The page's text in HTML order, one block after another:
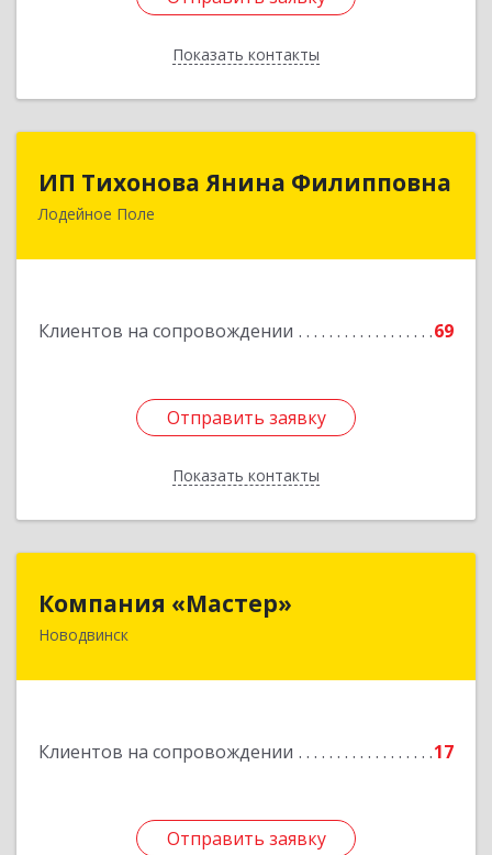
Показать контакты
Назад
ИП Тихонова Янина Филипповна
Лодейное Поле
Клиентов на сопровождении 69
Отправить заявку
Показать контакты
187700, Ленинградская обл, Лодейнопольский
Подробнее
Отправить заявку
Назад
Компания «Мастер»
Новодвинск
Клиентов на сопровождении 17
Отправить заявку
164902, Архангельская обл, Новодвинск г,
Отправить заявку